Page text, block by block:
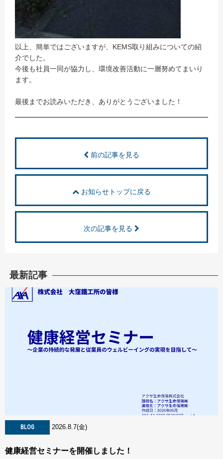
以上、簡単ではございますが、KEMS取り組みについての紹
介でした。
今後も社員一同が協力し、環境改善活動に一層努めてまいり
ます。
最後までお読みいただき、ありがとうございました！
前の記事を見る
お知らせトップに戻る
次の記事を見る
最新記事
BLOG 2026.8.7(金)
健康経営セミナーを開催しました！